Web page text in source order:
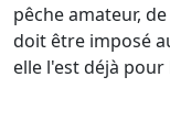
pêche amateur,
doit être imposé
elle l'est déjà pour